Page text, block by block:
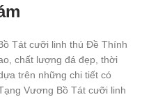
Tát cưỡi linh thú Đề Thính
chất lượng đá đẹp, thời
trên những chi tiết có
Vương Bồ Tát cưỡi linh